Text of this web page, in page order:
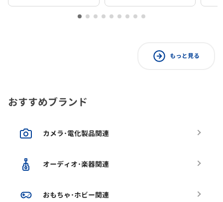
もっと見る
おすすめブランド
カメラ･電化製品関連
オーディオ･楽器関連
おもちゃ･ホビー関連